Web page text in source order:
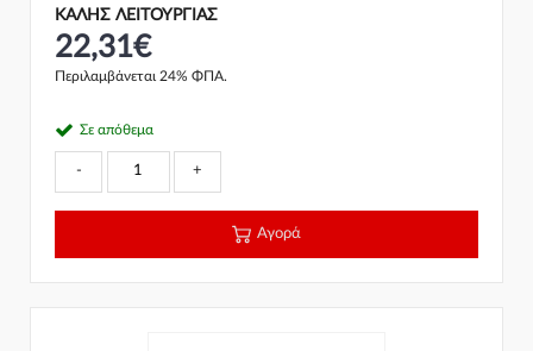
ΚΑΛΗΣ ΛΕΙΤΟΥΡΓΙΑΣ
22,31€
Περιλαμβάνεται 24% ΦΠΑ.
Σε απόθεμα
- +
Αγορά